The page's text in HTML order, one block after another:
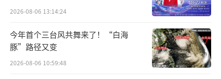
“赛博修仙”席卷全网热度攀升
2026-08-06 13:14:24
今年首个三台风共舞来了！“白海
豚”路径又变
2026-08-06 10:59:48